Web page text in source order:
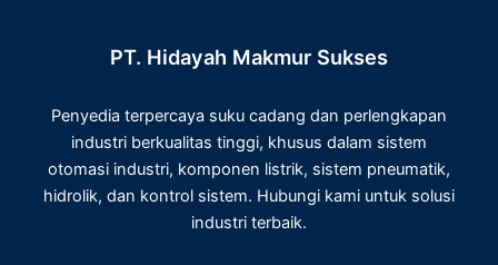
PT. Hidayah Makmur Sukses
Penyedia terpercaya suku cadang dan perlengkapan
industri berkualitas tinggi, khusus dalam sistem
otomasi industri, komponen listrik, sistem pneumatik,
hidrolik, dan kontrol sistem. Hubungi kami untuk solusi
industri terbaik.